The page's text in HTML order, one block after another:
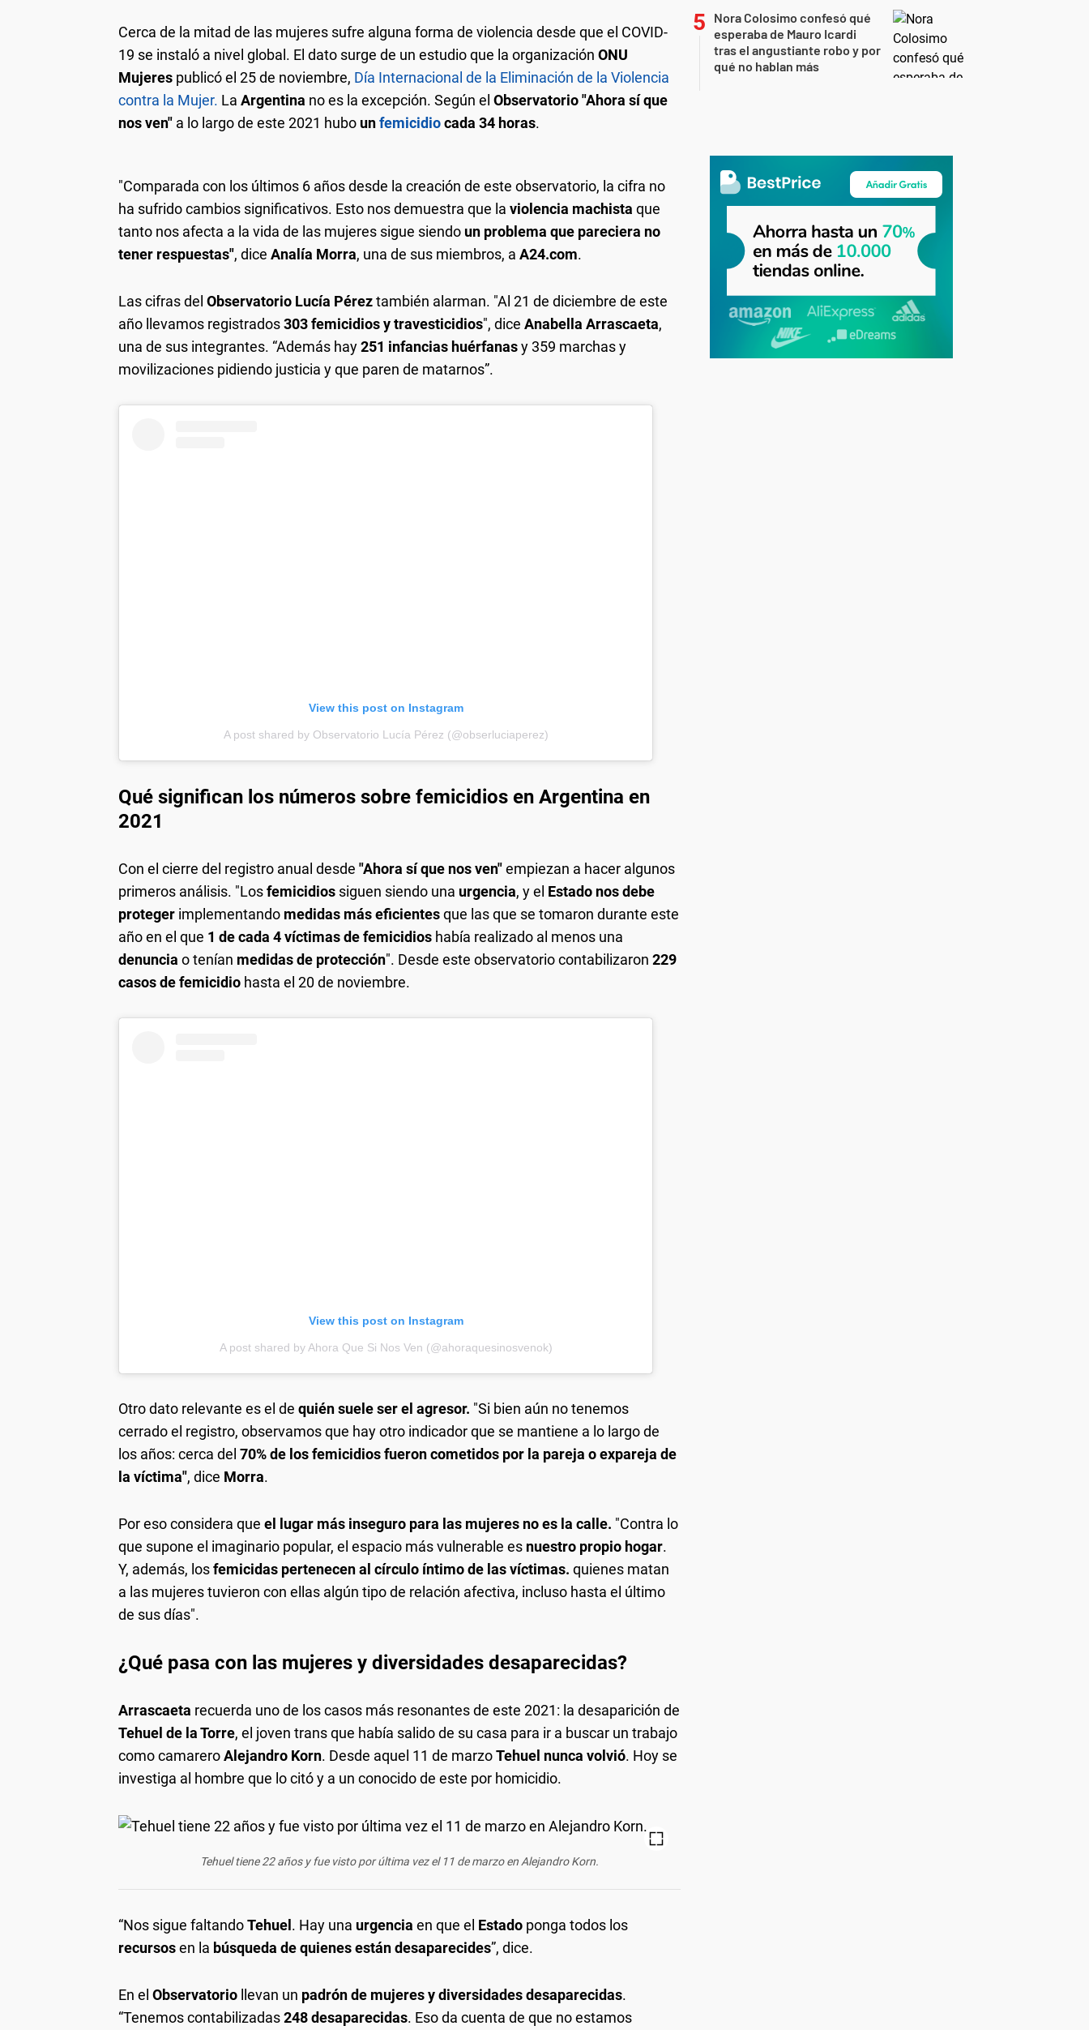
Los equipos de profesionales recibirán consultas y atenderán situaciones de violencia de género en las 23
provincias y CABA. También acompañarán en la realización de trámites y gestiones.
Renunció la titular de Protección contra la Violencia de Género y el Gobierno disolvió el área. (Foto: archivo)
Cerca de la mitad de las mujeres sufre alguna forma de violencia desde que el COVID-
19 se instaló a nivel global. El dato surge de un estudio que la organización ONU
Mujeres publicó el 25 de noviembre, Día Internacional de la Eliminación de la Violencia
contra la Mujer. La Argentina no es la excepción. Según el Observatorio "Ahora sí que
nos ven" a lo largo de este 2021 hubo unfemicidiocada 34 horas.
"Comparada con los últimos 6 años desde la creación de este observatorio, la cifra no
ha sufrido cambios significativos. Esto nos demuestra que la violencia machista que
tanto nos afecta a la vida de las mujeres sigue siendo un problema que pareciera no
tener respuestas", dice Analía Morra, una de sus miembros, a A24.com.
Las cifras del Observatorio Lucía Péreztambién alarman. "Al 21 de diciembre de este
año llevamos registrados303 femicidios y travesticidios", dice Anabella Arrascaeta,
una de sus integrantes. “Además hay251 infancias huérfanasy 359 marchas y
movilizaciones pidiendo justicia y que paren de matarnos”.
View this post on Instagram
A post shared by Observatorio Lucía Pérez (@obserluciaperez)
Qué significan los números sobre femicidios en Argentina en
2021
Con el cierre del registro anual desde "Ahora sí que nos ven"empiezan a hacer algunos
primeros análisis. "Losfemicidios siguen siendo una urgencia, y el Estado nos debe
proteger implementando medidas más eficientesque las que se tomaron durante este
año en el que 1 de cada 4 víctimas de femicidios había realizado al menos una
denuncia o tenían medidas de protección". Desde este observatorio contabilizaron 229
casos de femicidio hasta el 20 de noviembre.
View this post on Instagram
A post shared by Ahora Que Si Nos Ven (@ahoraquesinosvenok)
Otro dato relevante es el de quién suele ser el agresor. "Si bien aún no tenemos
cerrado el registro, observamos que hay otro indicador que se mantiene a lo largo de
los años: cerca del 70% de los femicidios fueron cometidos por la pareja o expareja de
la víctima", dice Morra.
Por eso considera que el lugar más inseguro para las mujeres no es la calle. "Contra lo
que supone el imaginario popular, el espacio más vulnerable es nuestro propio hogar.
Y, además, losfemicidas pertenecen al círculo íntimo de las víctimas. quienes matan
a las mujeres tuvieron con ellas algún tipo de relación afectiva, incluso hasta el último
de sus días".
¿Qué pasa con las mujeres y diversidades desaparecidas?
Arrascaeta recuerda uno de los casos más resonantes de este 2021: la desaparición de
Tehuel de la Torre, el joven trans que había salido de su casa para ir a buscar un trabajo
como camareroAlejandro Korn. Desde aquel 11 de marzoTehuel nunca volvió. Hoy se
investiga al hombre que lo citó y a un conocido de este por homicidio.
Tehuel tiene 22 años y fue visto por última vez el 11 de marzo en Alejandro Korn.
“Nos sigue faltandoTehuel. Hay una urgencia en que el Estado ponga todos los
recursosen la búsqueda de quienes están desaparecides”, dice.
En el Observatorio llevan un padrón de mujeres y diversidades desaparecidas.
“Tenemos contabilizadas248 desaparecidas. Eso da cuenta de que no estamos
Nora Colosimo confesó qué
esperaba de Mauro Icardi
tras el angustiante robo y por
qué no hablan más